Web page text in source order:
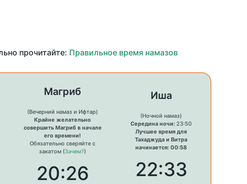
прочитайте: Правильное время намазов
Магриб
(Вечерний намаз и Ифтар)
Крайне желательно
совершить Магриб в начале
его времени!
Обязательно сверяйте с
закатом (Зачем?)
20:26
Иша
(Ночной намаз)
Середина ночи: 23:50
Лучшее время для
Тахаджуда и Витра
начинается: 00:58
22:33